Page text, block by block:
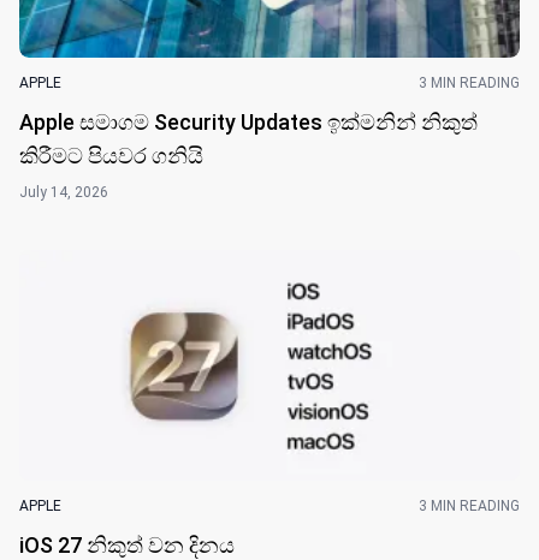
APPLE 3 MIN READING
Apple සමාගම Security Updates ඉක්මනින් නිකුත්
කිරීමට පියවර ගනියි
July 14, 2026
APPLE 3 MIN READING
iOS 27 නිකුත් වන දින​ය